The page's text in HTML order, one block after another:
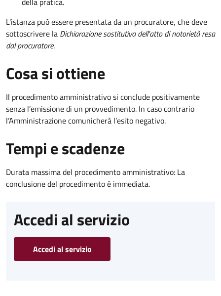
L'istanza può essere presentata da un procuratore, che deve
sottoscrivere la Dichiarazione sostitutiva dell'atto di notorietà resa
dal procuratore.
Cosa si ottiene
Il procedimento amministrativo si conclude positivamente
senza l’emissione di un provvedimento. In caso contrario
l’Amministrazione comunicherà l’esito negativo.
Tempi e scadenze
Durata massima del procedimento amministrativo: La
conclusione del procedimento è immediata.
Accedi al servizio
Accedi al servizio